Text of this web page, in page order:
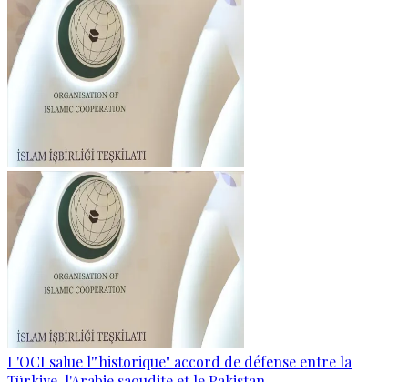
L'OCI salue l'"historique" accord de défense entre la